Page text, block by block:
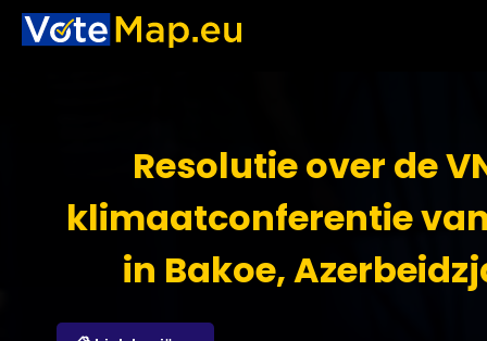
Resolutie over de
klimaatconferentie
in Bakoe,